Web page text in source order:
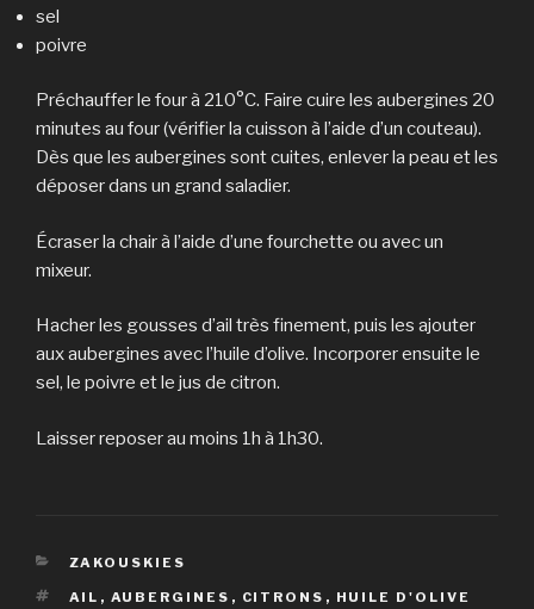
sel
poivre
Préchauffer le four à 210°C. Faire cuire les aubergines 20
minutes au four (vérifier la cuisson à l’aide d’un couteau).
Dès que les aubergines sont cuites, enlever la peau et les
déposer dans un grand saladier.
Écraser la chair à l’aide d’une fourchette ou avec un
mixeur.
Hacher les gousses d’ail très finement, puis les ajouter
aux aubergines avec l’huile d’olive. Incorporer ensuite le
sel, le poivre et le jus de citron.
Laisser reposer au moins 1h à 1h30.
CATÉGORIES
ZAKOUSKIES
ÉTIQUETTES
AIL , AUBERGINES , CITRONS , HUILE D'OLIVE